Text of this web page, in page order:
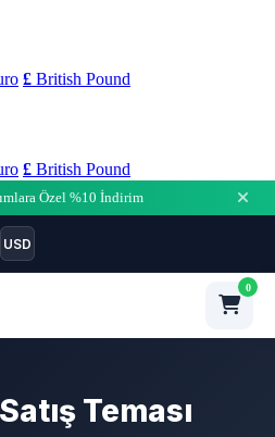
£ British Pound
£ British Pound
Özel %10 İndirim
USD
0
Teması